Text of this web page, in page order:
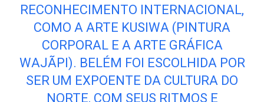
RECONHECIMENTO INTERNACIONAL,
COMO A ARTE KUSIWA (PINTURA
CORPORAL E A ARTE GRÁFICA
WAJÃPI). BELÉM FOI ESCOLHIDA POR
SER UM EXPOENTE DA CULTURA DO
NORTE, COM SEUS RITMOS E